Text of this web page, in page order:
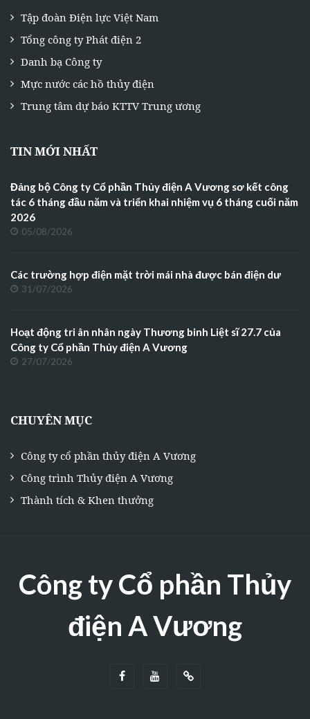
Tập đoàn Điện lực Việt Nam
Tổng công ty Phát điện 2
Danh bạ Công ty
Mực nước các hồ thủy điện
Trung tâm dự báo KTTV Trung ương
TIN MỚI NHẤT
Đảng bộ Công ty Cổ phần Thủy điện A Vương sơ kết công
tác 6 tháng đầu năm và triển khai nhiệm vụ 6 tháng cuối năm
2026
05/08/2026
Các trường hợp điện mặt trời mái nhà được bán điện dư
31/07/2026
Hoạt động tri ân nhân ngày Thương binh Liệt sĩ 27.7 của
Công ty Cổ phần Thủy điện A Vương
27/07/2026
CHUYÊN MỤC
Công ty cổ phần thủy điện A Vương
Công trình Thủy điện A Vương
Thành tích & Khen thưởng
Công ty Cổ phần Thủy
điện A Vương